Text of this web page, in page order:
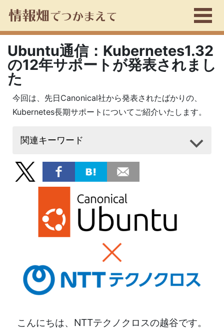
Ubuntu通信：Kubernetes1.32
の12年サポートが発表されまし
た
今回は、先日Canonical社から発表されたばかりの、
Kubernetes長期サポートについてご紹介いたします。
関連キーワード
こんにちは、 NTTテクノクロスの越谷です。